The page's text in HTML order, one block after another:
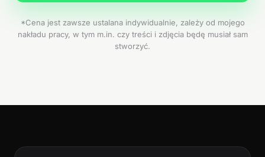
*Cena jest zawsze ustalana indywidualnie, zależy od mojego
nakładu pracy, w tym m.in. czy treści i zdjęcia będę musiał sam
stworzyć.